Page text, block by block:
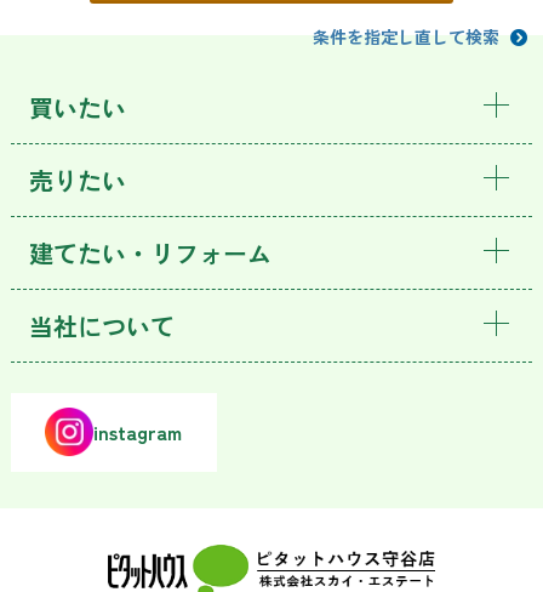
条件を指定し直して検索
買いたい
売りたい
建てたい・リフォーム
当社について
instagram